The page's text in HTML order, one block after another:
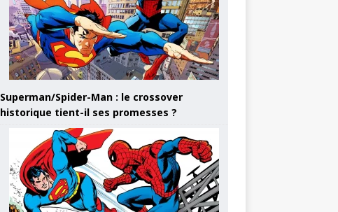
Superman/Spider-Man : le crossover
historique tient-il ses promesses ?